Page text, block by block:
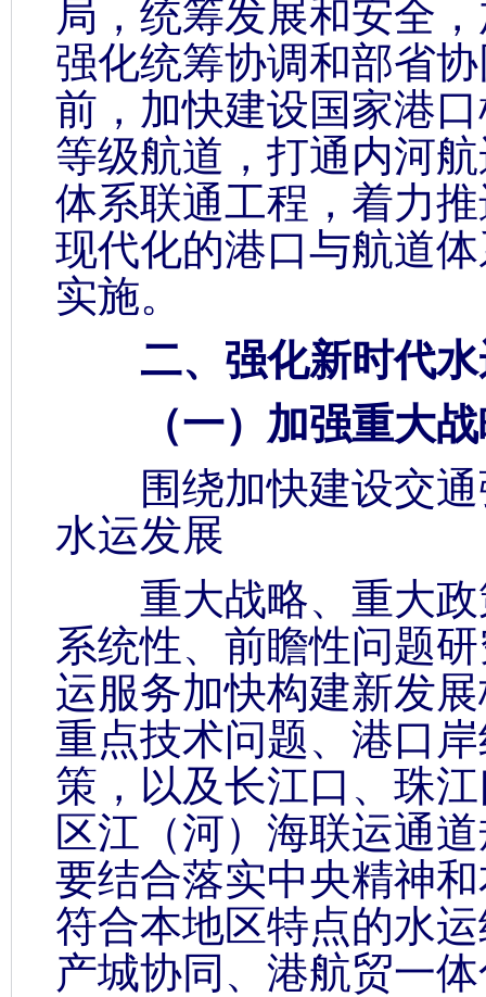
局，统筹发展和安全
强化统筹协调和部省
前，加快建设国家港
等级航道，打通内河
体系联通工程，着力
现代化的港口与航道
实施。
二、强化新时代水
（一）加强重大战
围绕加快建设交通
水运发展
重大战略、重大政
系统性、前瞻性问题
运服务加快构建新发
重点技术问题、港口
策，以及长江口、珠
区江（河）海联运通
要结合落实中央精神
符合本地区特点的水
产城协同、港航贸一